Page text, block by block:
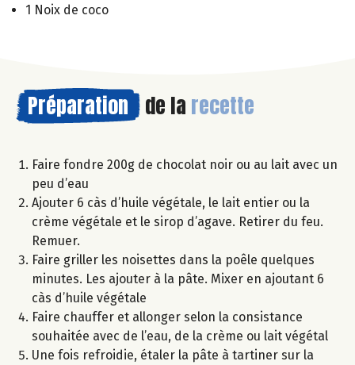
1 Noix de coco
Préparation de la recette
Faire fondre 200g de chocolat noir ou au lait avec un
peu d’eau
Ajouter 6 càs d’huile végétale, le lait entier ou la
crème végétale et le sirop d’agave. Retirer du feu.
Remuer.
Faire griller les noisettes dans la poêle quelques
minutes. Les ajouter à la pâte. Mixer en ajoutant 6
càs d’huile végétale
Faire chauffer et allonger selon la consistance
souhaitée avec de l’eau, de la crème ou lait végétal
Une fois refroidie, étaler la pâte à tartiner sur la